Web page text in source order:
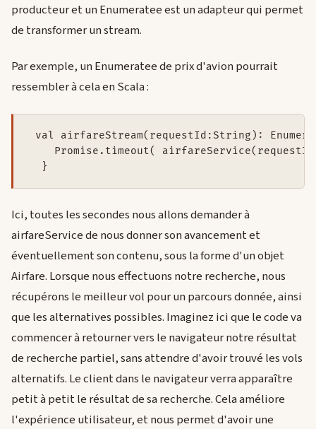
producteur et un Enumeratee est un adapteur qui permet
de transformer un stream.
Par exemple, un Enumeratee de prix d'avion pourrait
ressembler à cela en Scala :
val airfareStream(requestId:String):
Promise.timeout(
  }
Ici, toutes les secondes nous allons demander à
airfareService de nous donner son avancement et
éventuellement son contenu, sous la forme d'un objet
Airfare. Lorsque nous effectuons notre recherche, nous
récupérons le meilleur vol pour un parcours donnée, ainsi
que les alternatives possibles. Imaginez ici que le code va
commencer à retourner vers le navigateur notre résultat
de recherche partiel, sans attendre d'avoir trouvé les vols
alternatifs. Le client dans le navigateur verra apparaître
petit à petit le résultat de sa recherche. Cela améliore
l'expérience utilisateur, et nous permet d'avoir une